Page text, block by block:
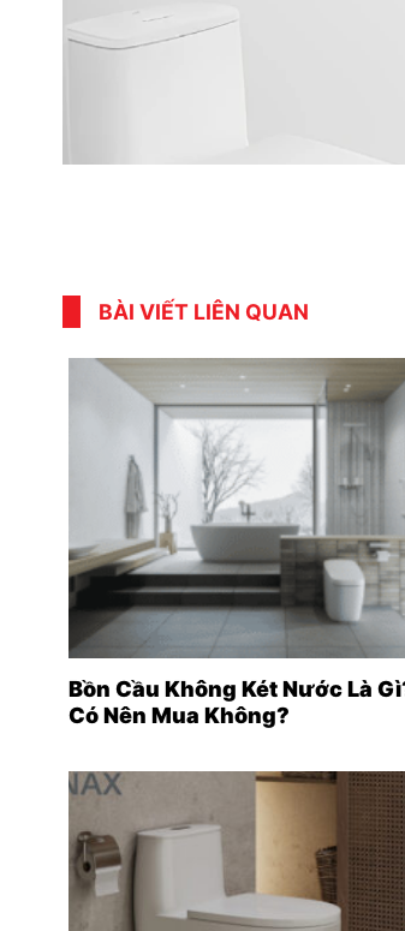
BÀI VIẾT LIÊN QUAN
Bồn Cầu Không Két Nước Là
Có Nên Mua Không?